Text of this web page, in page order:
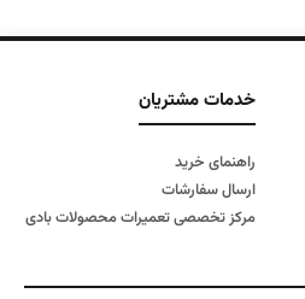
خدمات مشتریان
راهنمای خرید
ارسال سفارشات
مرکز تخصصی تعمیرات محصولات بادی